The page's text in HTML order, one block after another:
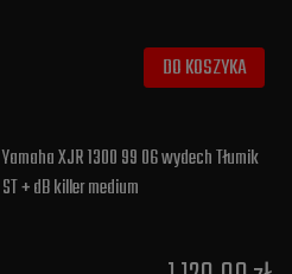
DO KOSZYKA
Yamaha XJR 1300 99 06 wydech Tłumik
ST + dB killer medium